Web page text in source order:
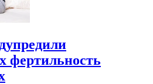
фертильность